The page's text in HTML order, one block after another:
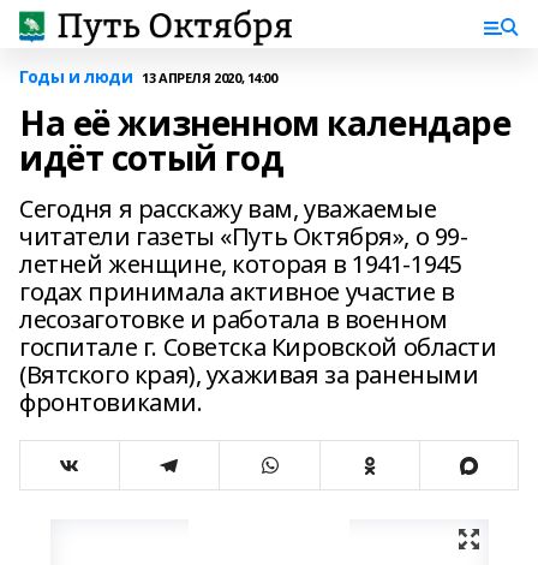
Годы и люди 13 АПРЕЛЯ 2020, 14:00
На её жизненном календаре
идёт сотый год
Сегодня я расскажу вам, уважаемые
читатели газеты «Путь Октября», о 99-
летней женщине, которая в 1941-1945
годах принимала активное участие в
лесозаготовке и работала в военном
госпитале г. Советска Кировской области
(Вятского края), ухаживая за ранеными
фронтовиками.